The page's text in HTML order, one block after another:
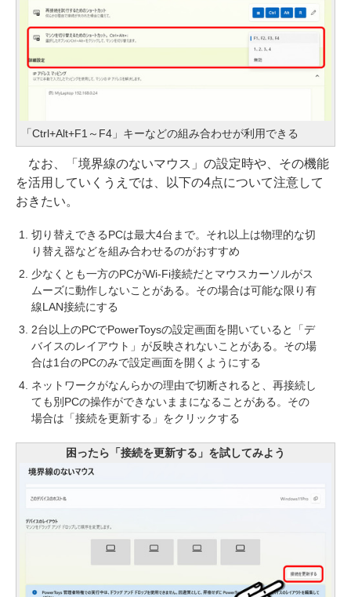
「Ctrl+Alt+F1～F4」キーなどの組み合わせが利用できる
なお、「境界線のないマウス」の設定時や、その機能
を活用していくうえでは、以下の4点について注意して
おきたい。
切り替えできるPCは最大4台まで。それ以上は物理的な切
り替え器などを組み合わせるのがおすすめ
少なくとも一方のPCがWi-Fi接続だとマウスカーソルがス
ムーズに動作しないことがある。その場合は可能な限り有
線LAN接続にする
2台以上のPCでPowerToysの設定画面を開いていると「デ
バイスのレイアウト」が反映されないことがある。その場
合は1台のPCのみで設定画面を開くようにする
ネットワークがなんらかの理由で切断されると、再接続し
ても別PCの操作ができないままになることがある。その
場合は「接続を更新する」をクリックする
困ったら「接続を更新する」を試してみよう